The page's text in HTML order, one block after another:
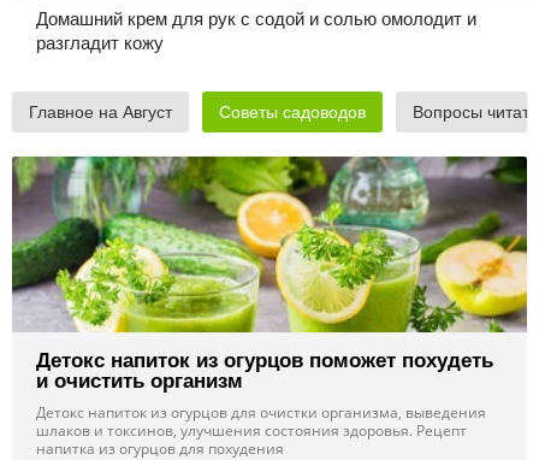
Домашний крем для рук с содой и солью омолодит и
разгладит кожу
Главное на Август Советы садоводов Вопросы
Детокс напиток из огурцов поможет похудеть
и очистить организм
Детокс напиток из огурцов для очистки организма, выведения
шлаков и токсинов, улучшения состояния здоровья. Рецепт
напитка из огурцов для похудения